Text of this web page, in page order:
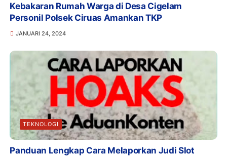
Kebakaran Rumah Warga di Desa Cigelam
Personil Polsek Ciruas Amankan TKP
JANUARI 24, 2024
TEKNOLOGI
Panduan Lengkap Cara Melaporkan Judi Slot